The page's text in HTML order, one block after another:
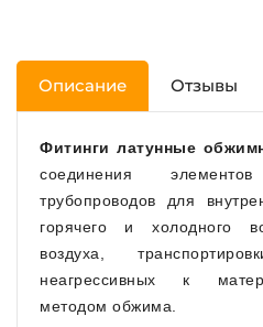
Описание Отзывы
Фитинги латунные
соединения
трубопроводов для
горячего и холодного
воздуха,
неагрессивных к
методом обжима.